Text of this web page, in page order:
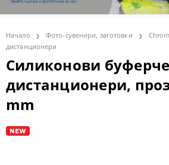
Начало Фото-сувенири, заготовки
дистанционери
Силиконови
дистанционери,
mm